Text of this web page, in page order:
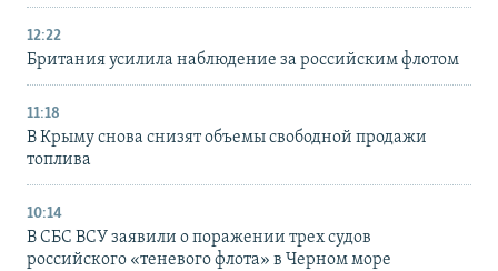
12:22
Британия усилила наблюдение за российским флотом
11:18
В Крыму снова снизят объемы свободной продажи
топлива
10:14
В СБС ВСУ заявили о поражении трех судов
российского «теневого флота» в Черном море